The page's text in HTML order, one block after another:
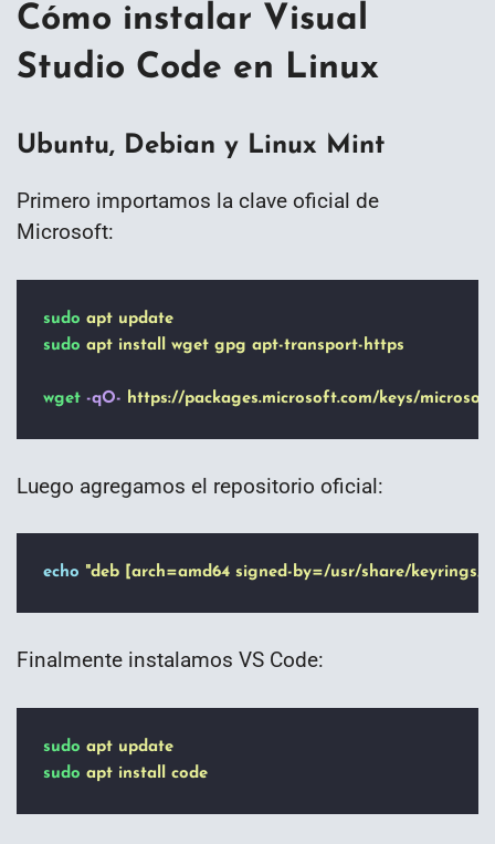
Cómo instalar Visual
Studio Code en Linux
Ubuntu, Debian y Linux Mint
Primero importamos la clave oficial de
Microsoft:
sudo apt update
sudo apt install wget gpg apt-transport-https
wget -qO- https://packages.microsoft.com/keys/
Luego agregamos el repositorio oficial:
echo "deb [arch=amd64 signed-by=/usr/share/keyrings/
Finalmente instalamos VS Code:
sudo apt update
sudo apt install code